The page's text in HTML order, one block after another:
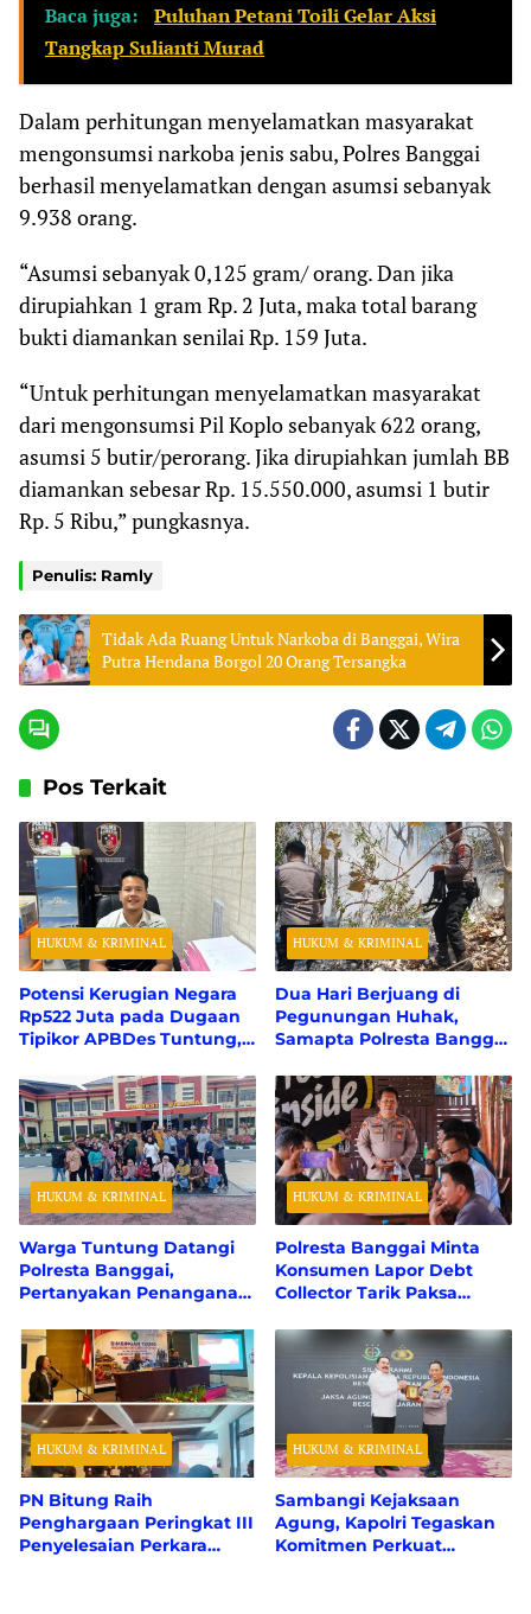
Baca juga:
Puluhan Petani Toili Gelar Aksi
Tangkap Sulianti Murad
Dalam perhitungan menyelamatkan masyarakat
mengonsumsi narkoba jenis sabu, Polres Banggai
berhasil menyelamatkan dengan asumsi sebanyak
9.938 orang.
“Asumsi sebanyak 0,125 gram/ orang. Dan jika
dirupiahkan 1 gram Rp. 2 Juta, maka total barang
bukti diamankan senilai Rp. 159 Juta.
“Untuk perhitungan menyelamatkan masyarakat
dari mengonsumsi Pil Koplo sebanyak 622 orang,
asumsi 5 butir/perorang. Jika dirupiahkan jumlah BB
diamankan sebesar Rp. 15.550.000, asumsi 1 butir
Rp. 5 Ribu,” pungkasnya.
Penulis: Ramly
Tidak Ada Ruang Untuk Narkoba di Banggai, Wira
Putra Hendana Borgol 20 Orang Tersangka
Pos Terkait
HUKUM & KRIMINAL
Potensi Kerugian Negara
Rp522 Juta pada Dugaan
Tipikor APBDes Tuntung,
Perhitungan Resmi dari
BPK RI
HUKUM & KRIMINAL
Dua Hari Berjuang di
Pegunungan Huhak,
Samapta Polresta Banggai
Hektare Karhutla
HUKUM & KRIMINAL
Warga Tuntung Datangi
Polresta Banggai,
Pertanyakan Penanganan
APBDes
HUKUM & KRIMINAL
Polresta Banggai Minta
Konsumen Lapor Debt
Collector Tarik Paksa
Sertifikat Jaminan Fidusia
HUKUM & KRIMINAL
PN Bitung Raih
Penghargaan Peringkat III
Penyelesaian Perkara
HUKUM & KRIMINAL
Sambangi Kejaksaan
Agung, Kapolri Tegaskan
Komitmen Perkuat